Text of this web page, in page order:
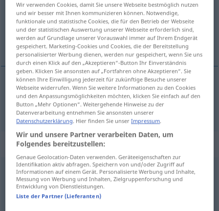
Übersicht aller Übersetzungen
(Für mehr Details die Übersetzung anklicken/antippen)
mørk
mørk dunkel
Synonyme für "dunkel"
unverständlich
unscharf undeutlich
Wir verwenden Cookies, damit Sie unsere Webseite bestmöglich nutzen
und wir besser mit Ihnen kommunizieren können. Notwendige,
funktionale und statistische Cookies, die für den Betrieb der Webseite
und der statistischen Auswertung unserer Webseite erforderlich sind,
werden auf Grundlage unserer Vorauswahl immer auf Ihrem Endgerät
gespeichert. Marketing-Cookies und Cookies, die der Bereitstellung
personalisierter Werbung dienen, werden nur gespeichert, wenn Sie uns
durch einen Klick auf den „Akzeptieren“-Button Ihr Einverständnis
geben. Klicken Sie ansonsten auf „Fortfahren ohne Akzeptieren“. Sie
können Ihre Einwilligung jederzeit für zukünftige Besuche unserer
Webseite widerrufen. Wenn Sie weitere Informationen zu den Cookies
und den Anpassungsmöglichkeiten möchten, klicken Sie einfach auf den
Button „Mehr Optionen“. Weitergehende Hinweise zu der
Datenverarbeitung entnehmen Sie ansonsten unserer
Datenschutzerklärung. Hier finden Sie unserImpressum.
Wir und unsere Partner verarbeiten Daten, um
Folgendes bereitzustellen:
Genaue Geolocation-Daten verwenden. Geräteeigenschaften zur
Identifikation aktiv abfragen. Speichern von und/oder Zugriff auf
Informationen auf einem Gerät. Personalisierte Werbung und Inhalte,
Messung von Werbung und Inhalten, Zielgruppenforschung und
Entwicklung von Dienstleistungen.
Liste der Partner (Lieferanten)